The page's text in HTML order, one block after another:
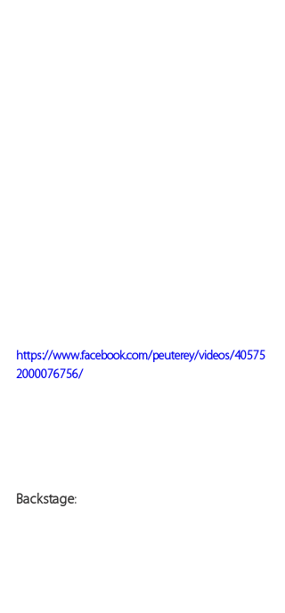
https://www.facebook.com/peuterey/videos/40575
2000076756/
Backstage: